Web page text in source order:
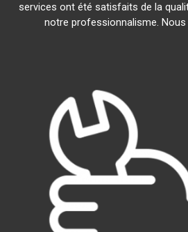
services ont été satisfaits de la
notre professionnalisme.